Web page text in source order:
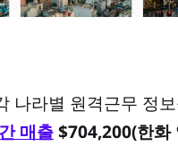
나라별 원격근무 정
매출$704,200(한화